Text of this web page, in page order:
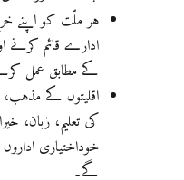
ہر ملّت کو اپنے
ادارے قائم کرنے
کے مطابق عمل
اقلیتوں کے
کی تعلیم، زبان،
خوداختیاری
گے۔